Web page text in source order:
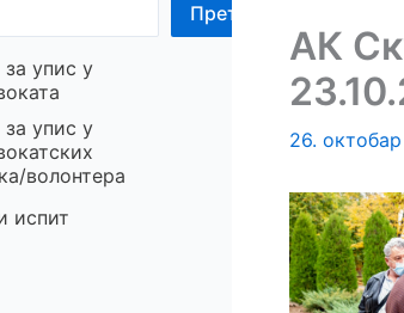
Претрага
упис у
упис у
волонтера
испит
АК
26.